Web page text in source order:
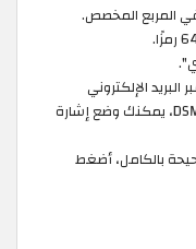
في المربع المخصص.
الإلكتروني
بأحدث الأخبار والعروض عبر DSM Group، يمكنك وضع إشارة
بالكامل، أضغط